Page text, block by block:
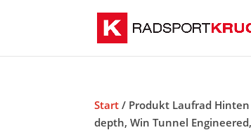
Start / Produkt Laufrad Hinten
depth, Win Tunnel